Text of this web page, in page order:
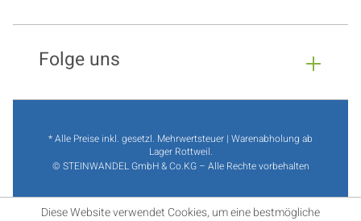
Folge uns
* Alle Preise inkl. gesetzl. Mehrwertsteuer | Warenabholung ab
Lager Rottweil.
© STEINWANDEL GmbH & Co.KG – Alle Rechte vorbehalten
Diese Website verwendet Cookies, um eine bestmögliche